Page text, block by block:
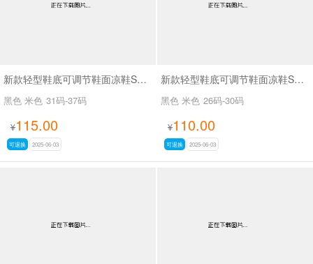
新款轻型鞋底可调节鞋面凉鞋SA111
黑色 米色 31码-37码
¥115.00
可退换 2025-06-03
新款轻型鞋底可调节鞋面凉鞋SA111
黑色 米色 26码-30码
¥110.00
可退换 2025-06-03